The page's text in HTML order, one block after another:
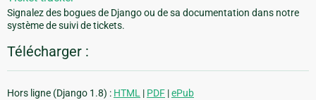
Signalez des bogues de Django ou de sa documentation dans notre
système de suivi de tickets.
Télécharger :
Hors ligne (Django 1.8) : HTML | PDF |ePub